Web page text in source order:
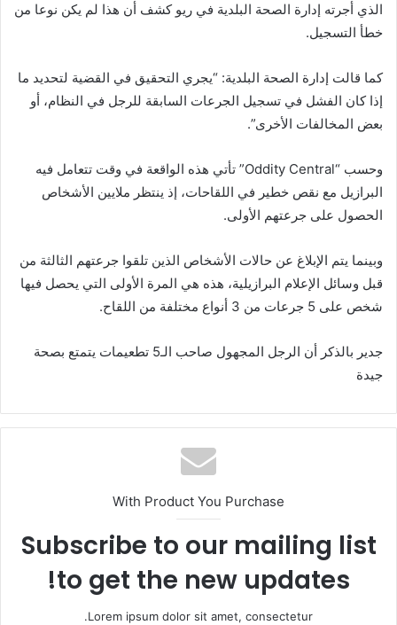
الذي أجرته إدارة الصحة البلدية في ريو كشف أن هذا لم يكن نوعا من
خطأ التسجيل.
كما قالت إدارة الصحة البلدية: “يجري التحقيق في القضية لتحديد ما
إذا كان الفشل في تسجيل الجرعات السابقة للرجل في النظام، أو
بعض المخالفات الأخرى”.
وحسب “Oddity Central” تأتي هذه الواقعة في وقت تتعامل فيه
البرازيل مع نقص خطير في اللقاحات، إذ ينتظر ملايين الأشخاص
الحصول على جرعتهم الأولى.
وبينما يتم الإبلاغ عن حالات الأشخاص الذين تلقوا جرعتهم الثالثة من
قبل وسائل الإعلام البرازيلية، هذه هي المرة الأولى التي يحصل فيها
شخص على 5 جرعات من 3 أنواع مختلفة من اللقاح.
جدير بالذكر أن الرجل المجهول صاحب الـ5 تطعيمات يتمتع بصحة
جيدة
With Product You Purchase
Subscribe to our mailing list
to get the new updates!
Lorem ipsum dolor sit amet, consectetur.